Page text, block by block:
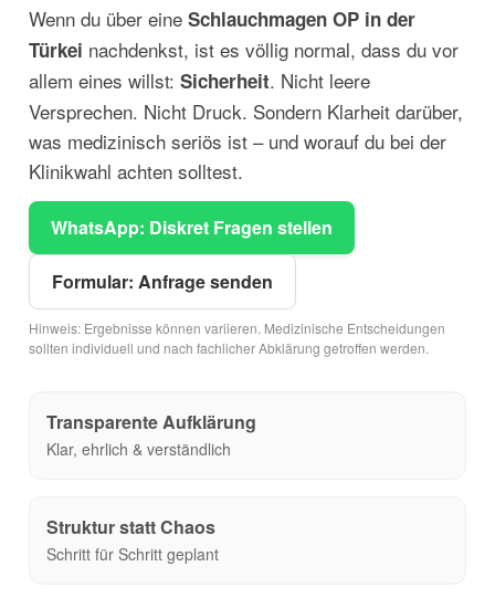
Wenn du über eine Schlauchmagen OP in der
Türkei nachdenkst, ist es völlig normal, dass du vor
allem eines willst: Sicherheit. Nicht leere
Versprechen. Nicht Druck. Sondern Klarheit darüber,
was medizinisch seriös ist – und worauf du bei der
Klinikwahl achten solltest.
WhatsApp: Diskret Fragen stellen
Formular: Anfrage senden
Hinweis: Ergebnisse können variieren. Medizinische Entscheidungen
sollten individuell und nach fachlicher Abklärung getroffen werden.
Transparente Aufklärung
Klar, ehrlich & verständlich
Struktur statt Chaos
Schritt für Schritt geplant